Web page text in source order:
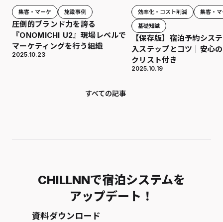
集客・マーケ 施設事例
圧倒的ブランド力を誇る
『ONOMICHI U2』現場レベルで
マーケティングを行う組織
2025.10.23
効率化・コスト削減
集客・
基礎知識
【保存版】宿泊予約シス
入ステップとコツ｜安心
クリスト付き
2025.10.19
すべての記事
CHILLNNで宿泊システムを
アップデート！
資料ダウンロード